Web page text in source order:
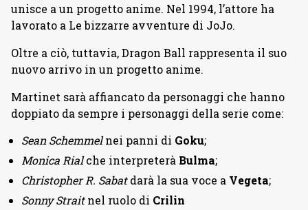
unisce a un progetto anime. Nel 1994, l’attore ha
lavorato a Le bizzarre avventure di JoJo.
Oltre a ciò, tuttavia, Dragon Ball rappresenta il suo
nuovo arrivo in un progetto anime.
Martinet sarà affiancato da personaggi che hanno
doppiato da sempre i personaggi della serie come:
Sean Schemmelnei panni di Goku;
Monica Rialche interpreterà Bulma;
Christopher R. Sabatdarà la sua voce a Vegeta;
Sonny Straitnel ruolo di Crilin